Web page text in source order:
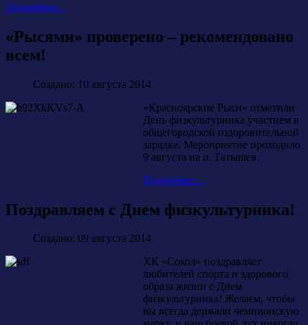
Подробнее...
«Рысями» проверено – рекомендовано
всем!
Создано: 10 августа 2014
«Красноярские Рыси» отметили
День физкультурника участием в
общегородской оздоровительной
зарядке. Мероприятие проходило
9 августа на о. Татышев.
Подробнее...
Поздравляем с Днем физкультурника!
Создано: 09 августа 2014
ХК «Сокол» поздравляет
любителей спорта и здорового
образа жизни с Днем
физкультурника! Желаем, чтобы
вы всегда держали чемпионскую